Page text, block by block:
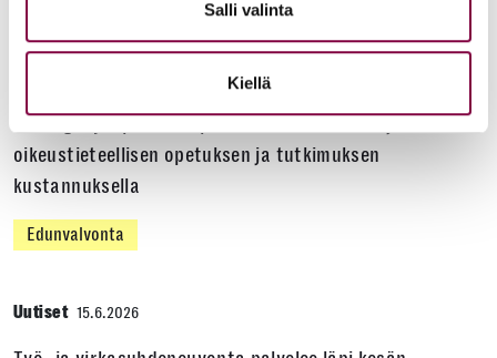
Salli valinta
Kiellä
oikeustieteellisen opetuksen ja tutkimuksen
kustannuksella
Edunvalvonta
Uutiset 15.6.2026